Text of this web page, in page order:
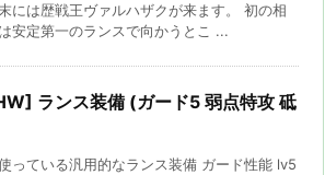
には歴戦王ヴァルハザクが来ます。 初の相
安定第一のランスで向かうとこ ...
ランス装備 (ガード5 弱点特攻 砥
っている汎用的なランス装備 ガード性能 lv5